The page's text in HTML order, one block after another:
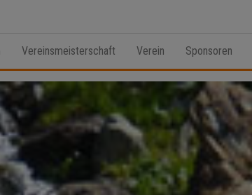
Dinkelscherben
e.V.
Vereinsmeisterschaft Verein Sponsoren